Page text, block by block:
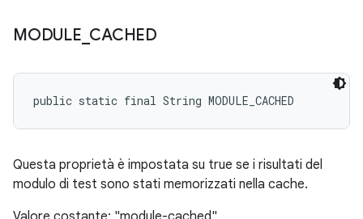
MODULE CACHED
public static final String MODULE_CACHED
Questa proprietà è impostata su true se i risultati del
modulo di test sono stati memorizzati nella cache.